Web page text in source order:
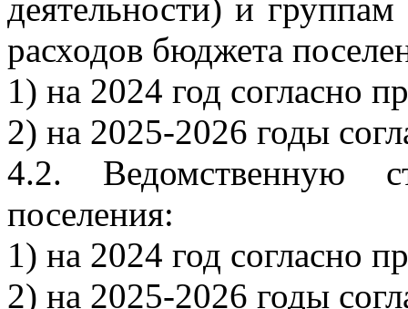
деятельности) и
расходов бюджета
1) на 2024 год согласно
2) на 2025-2026 годы
4.2. Ведомственную
поселения:
1) на 2024 год согласно
2) на 2025-2026 годы